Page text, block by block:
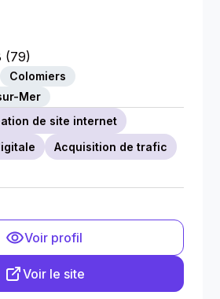
(79)
Colomiers
Mer
de site internet
Acquisition de trafic
Voir profil
Voir le site